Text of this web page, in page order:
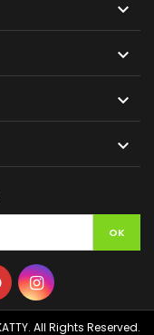




All Rights Reserved.